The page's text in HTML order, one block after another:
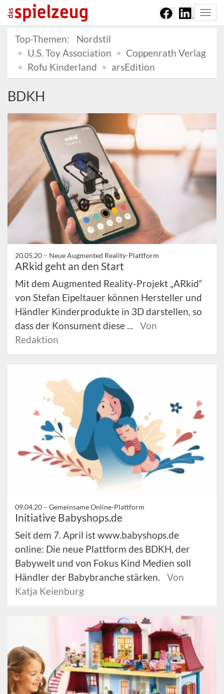
Top-Themen:
Nordstil
U.S. Toy Association
Coppenrath Verlag
Rofu Kinderland
arsEdition
BDKH
20.05.20 – Neue Augmented Reality-Plattform
ARkid geht an den Start
Mit dem Augmented Reality-Projekt „ARkid“
von Stefan Eipeltauer können Hersteller und
Händler Kinderprodukte in 3D darstellen, so
dass der Konsument diese ...
Von
Redaktion
09.04.20 – Gemeinsame Online-Plattform
Initiative Babyshops.de
Seit dem 7. April ist www.babyshops.de
online: Die neue Plattform des BDKH, der
Babywelt und von Fokus Kind Medien soll
Händler der Babybranche stärken.
Von
Katja Keienburg